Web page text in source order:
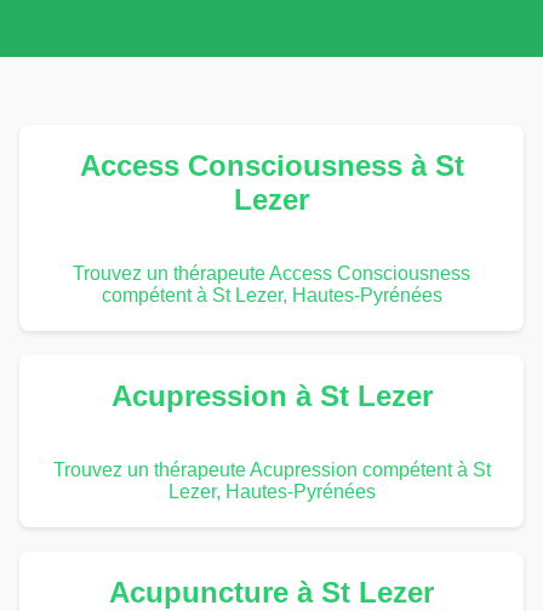
Access Consciousness à St
Lezer
Trouvez un thérapeute Access Consciousness
compétent à St Lezer, Hautes-Pyrénées
Acupression à St Lezer
Trouvez un thérapeute Acupression compétent à St
Lezer, Hautes-Pyrénées
Acupuncture à St Lezer